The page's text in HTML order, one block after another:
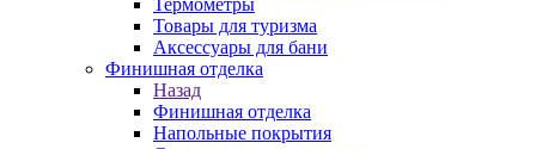
Термометры
Товары для туризма
Аксессуары для бани
Финишная отделка
Назад
Финишная отделка
Напольные покрытия